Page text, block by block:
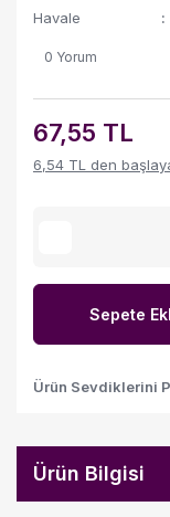
Havale
0 Yorum
67,55 TL
6,54 TL den
Sepete
Ürün Sevdiklerini
Ürün Bilgisi